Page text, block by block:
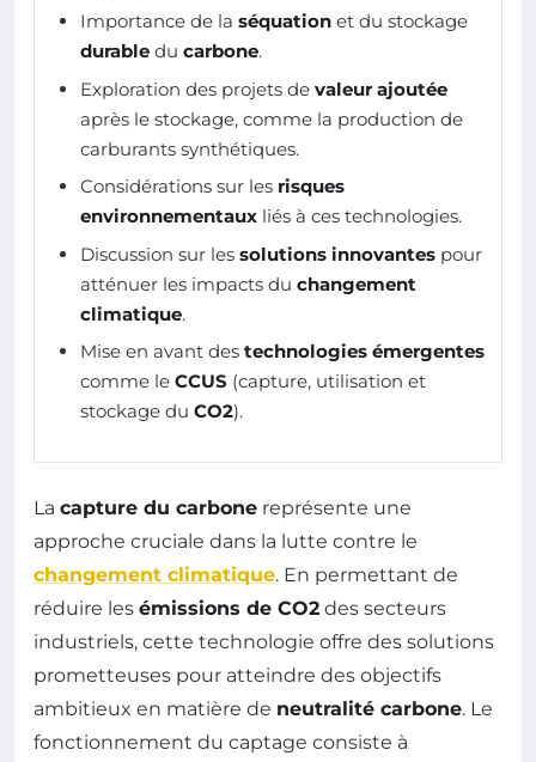
Importance de la séquation et du stockage
durable du carbone.
Exploration des projets de valeur ajoutée
après le stockage, comme la production de
carburants synthétiques.
Considérations sur les risques
environnementaux liés à ces technologies.
Discussion sur les solutions innovantes pour
atténuer les impacts du changement
climatique.
Mise en avant des technologies émergentes
comme le CCUS (capture, utilisation et
stockage du CO2).
La capture du carbone représente une
approche cruciale dans la lutte contre le
changement climatique. En permettant de
réduire les émissions de CO2 des secteurs
industriels, cette technologie offre des solutions
prometteuses pour atteindre des objectifs
ambitieux en matière de neutralité carbone. Le
fonctionnement du captage consiste à